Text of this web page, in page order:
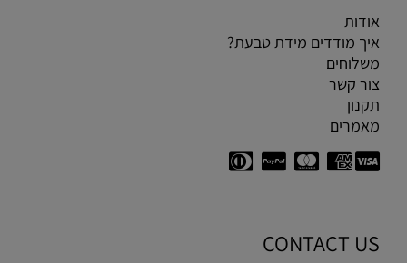
אודות
איך מודדים מידת טבעת?
משלוחים
צור קשר
תקנון
מאמרים
CONTACT US